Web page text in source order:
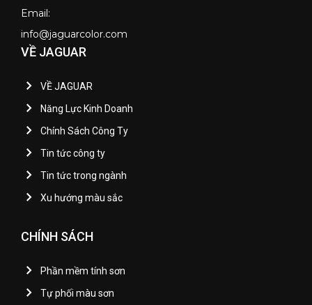
Email:
info@jaguarcolor.com
VỀ JAGUAR
VỀ JAGUAR
Năng Lực Kinh Doanh
Chính Sách Công Ty
Tin tức công ty
Tin tức trong ngành
Xu hướng màu sắc
CHÍNH SÁCH
Phần mềm tính sơn
Tự phối màu sơn